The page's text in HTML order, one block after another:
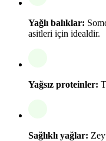
Yağlı balıklar:
asitleri için idealdir.
Yağsız proteinler:
Sağlıklı yağlar: